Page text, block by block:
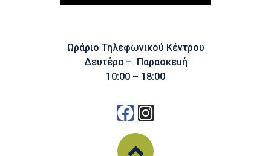
Ωράριο Τηλεφωνικού Κέντρου
Δευτέρα – Παρασκευή
10:00 – 18:00